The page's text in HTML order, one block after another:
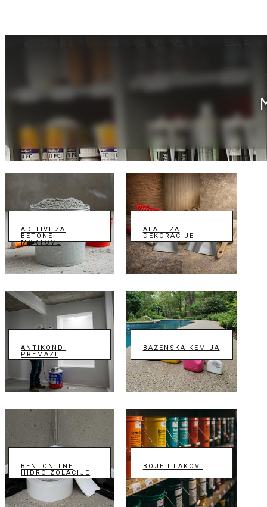
ADITIVI ZA
BETONE I
MORTOVE
ALATI ZA
DEKORACIJE
ANTIKOND.
PREMAZI
BAZENSKA KEMIJA
BENTONITNE
HIDROIZOLACIJE
BOJE I LAKOVI